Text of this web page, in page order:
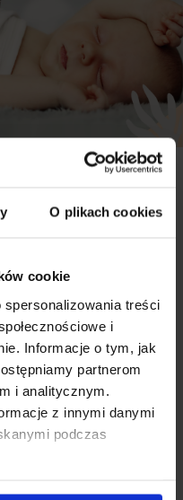
O plikach cookies
cookie
treści
i
Informacje o tym, jak
partnerom
i analitycznym.
z innymi danymi
podczas
um den VOX-
schaltet sich
wieder